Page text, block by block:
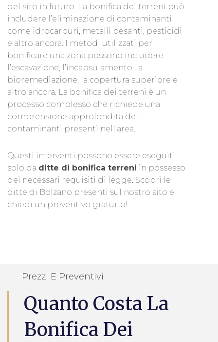
del sito in futuro. La bonifica dei terreni può
includere l’eliminazione di contaminanti
come idrocarburi, metalli pesanti, pesticidi
e altro ancora. I metodi utilizzati per
bonificare una zona possono includere
l’escavazione, l’incapsulamento, la
bioremediazione, la copertura superiore e
altro ancora. La bonifica dei terreni è un
processo complesso che richiede una
comprensione approfondita dei
contaminanti presenti nell’area.
Questi interventi possono essere eseguiti
solo da ditte di bonifica terreni in possesso
dei necessari requisiti di legge. Scopri le
ditte di Bolzano presenti sul nostro sito e
chiedi un preventivo gratuito!
Prezzi E Preventivi
Quanto Costa La
Bonifica Dei